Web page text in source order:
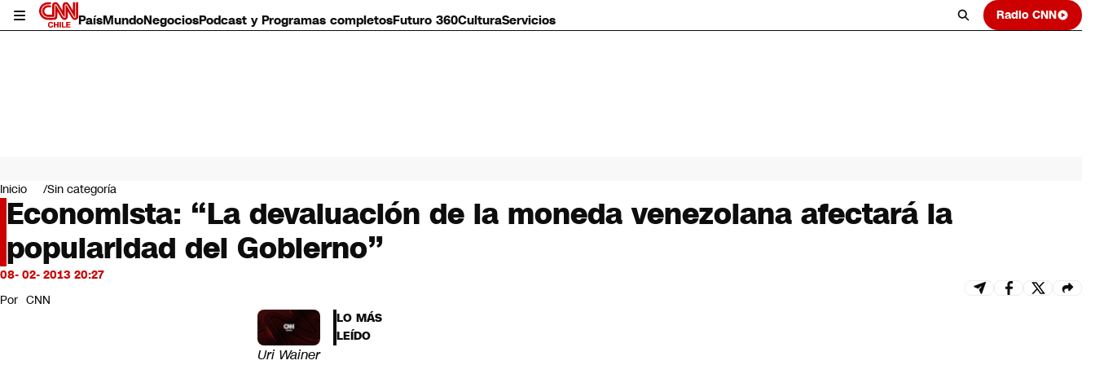
PaísMundoNegociosPodcast y Programas completosFuturo 360CulturaServicios Radio CNN
Mundo
Negocios
Deportes
Programas completos
Cultura
Servicios
Bits
CNN Data
Inicio Sin categoría
Economista: “La devaluación de la moneda venezolana afectará la
popularidad del Gobierno”
08- 02- 2013 20:27
Por CNN
Uri Wainer
LO MÁS
LEÍDO